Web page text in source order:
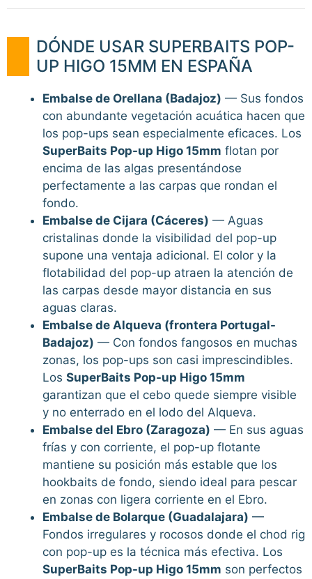
DÓNDE USAR SUPERBAITS POP-
UP HIGO 15MM EN ESPAÑA
Embalse de Orellana (Badajoz) — Sus fondos
con abundante vegetación acuática hacen que
los pop-ups sean especialmente eficaces. Los
SuperBaits Pop-up Higo 15mm flotan por
encima de las algas presentándose
perfectamente a las carpas que rondan el
fondo.
Embalse de Cijara (Cáceres) — Aguas
cristalinas donde la visibilidad del pop-up
supone una ventaja adicional. El color y la
flotabilidad del pop-up atraen la atención de
las carpas desde mayor distancia en sus
aguas claras.
Embalse de Alqueva (frontera Portugal-
Badajoz) — Con fondos fangosos en muchas
zonas, los pop-ups son casi imprescindibles.
Los SuperBaits Pop-up Higo 15mm
garantizan que el cebo quede siempre visible
y no enterrado en el lodo del Alqueva.
Embalse del Ebro (Zaragoza) — En sus aguas
frías y con corriente, el pop-up flotante
mantiene su posición más estable que los
hookbaits de fondo, siendo ideal para pescar
en zonas con ligera corriente en el Ebro.
Embalse de Bolarque (Guadalajara) —
Fondos irregulares y rocosos donde el chod rig
con pop-up es la técnica más efectiva. Los
SuperBaits Pop-up Higo 15mm son perfectos